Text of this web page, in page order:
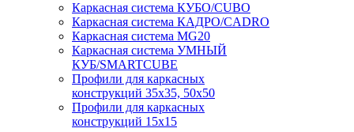
Каркасная система КУБО/CUBO
Каркасная система КАДРО/CADRO
Каркасная система MG20
Каркасная система УМНЫЙ
КУБ/SMARTCUBE
Профили для каркасных
конструкций 35x35, 50x50
Профили для каркасных
конструкций 15х15